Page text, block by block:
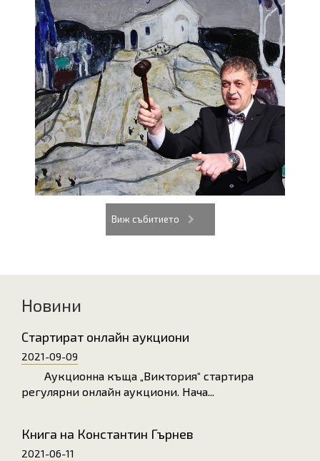
Виж събитието
Новини
Стартират онлайн аукциони
2021-09-09
Аукционна къща „Виктория“ стартира
регулярни онлайн аукциони. Нача...
Книга на Константин Гърнев
2021-06-11